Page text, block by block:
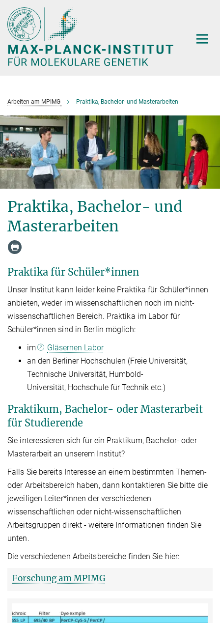
Hauptinhalt
Arbeiten am MPIMG Praktika, Bachelor- und Masterarbeiten
Praktika, Bachelor- und
Masterarbeiten
Praktika für Schüler*innen
Unser Institut kann leider keine Praktika für Schüler*innen
anbieten, weder im wissenschaftlichen noch im nicht-
wissenschaftlichen Bereich. Praktika im Labor für
Schüler*innen sind in Berlin möglich:
im
Gläsernen Labor
an den Berliner Hochschulen (Freie Universität,
Technische Universität, Humbold-
Universität, Hochschule für Technik etc.)
Praktikum, Bachelor- oder Masterarbeit
für Studierende
Sie interessieren sich für ein Praktikum, Bachelor- oder
Masterarbeit an unserem Institut?
Falls Sie bereits Interesse an einem bestimmten Themen-
oder Arbeitsbereich haben, dann kontaktieren Sie bitte die
jeweiligen Leiter*innen der verschiedenen
wissenschaftlichen oder nicht-wissenschaftlichen
Arbeitsgruppen direkt - weitere Informationen finden Sie
unten.
Die verschiedenen Arbeitsbereiche finden Sie hier:
Forschung am MPIMG